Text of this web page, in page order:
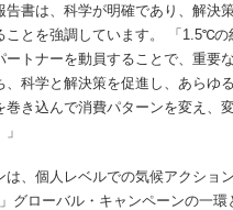
書は、科学が明確であり、解決
ことを強調しています。 「1.5℃の
ートナーを動員することで、重要
、科学と解決策を促進し、あらゆ
巻き込んで消費パターンを変え、
は、個人レベルでの気候アクショ
グローバル・キャンペーンの一環